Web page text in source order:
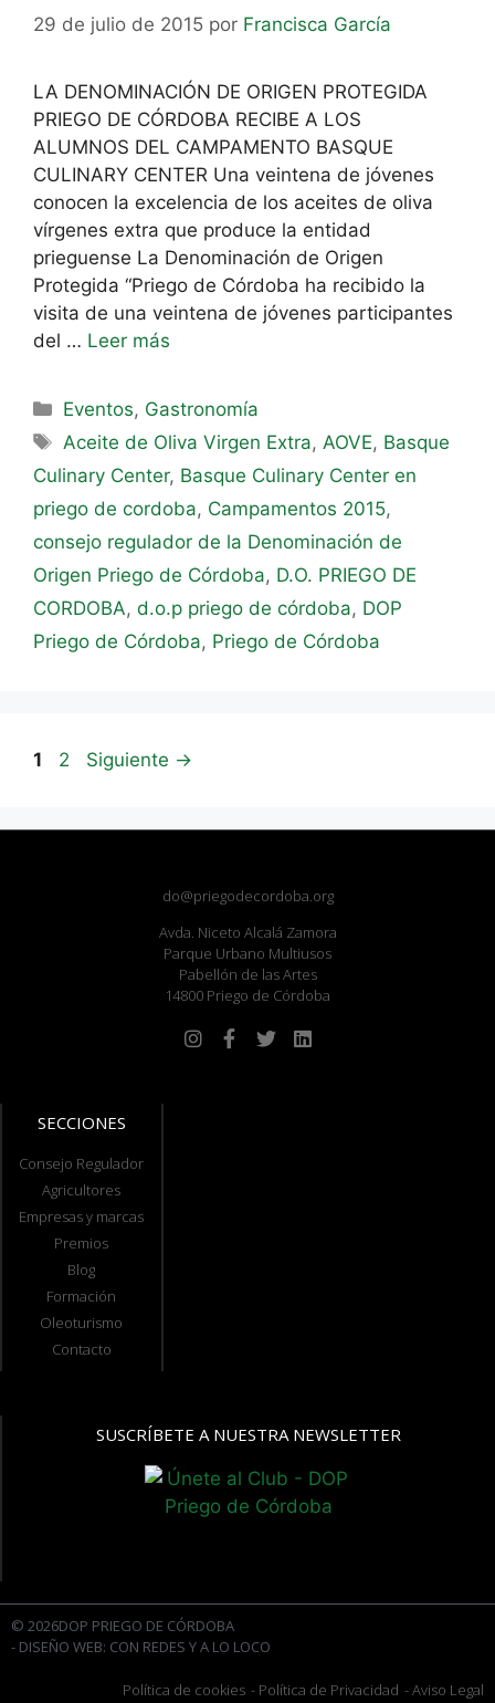
29 de julio de 2015 por Francisca García
LA DENOMINACIÓN DE ORIGEN PROTEGIDA
PRIEGO DE CÓRDOBA RECIBE A LOS
ALUMNOS DEL CAMPAMENTO BASQUE
CULINARY CENTER Una veintena de jóvenes
conocen la excelencia de los aceites de oliva
vírgenes extra que produce la entidad
prieguense La Denominación de Origen
Protegida “Priego de Córdoba ha recibido la
visita de una veintena de jóvenes participantes
del … Leer más
Eventos, Gastronomía
Aceite de Oliva Virgen Extra,AOVE, Basque
Culinary Center, Basque Culinary Center en
priego de cordoba, Campamentos 2015,
consejo regulador de la Denominación de
Origen Priego de Córdoba, D.O. PRIEGO DE
CORDOBA, d.o.p priego de córdoba, DOP
Priego de Córdoba, Priego de Córdoba
1 2 Siguiente →
do@priegodecordoba.org
Avda. Niceto Alcalá Zamora
Parque Urbano Multiusos
Pabellón de las Artes
14800 Priego de Córdoba
SECCIONES
Consejo Regulador
Agricultores
Empresas y marcas
Premios
Blog
Formación
Oleoturismo
Contacto
SUSCRÍBETE A NUESTRA NEWSLETTER
© 2026DOP PRIEGO DE CÓRDOBA
- DISEÑO WEB: CON REDES Y A LO LOCO
Política de cookies - Política de Privacidad - Aviso Legal